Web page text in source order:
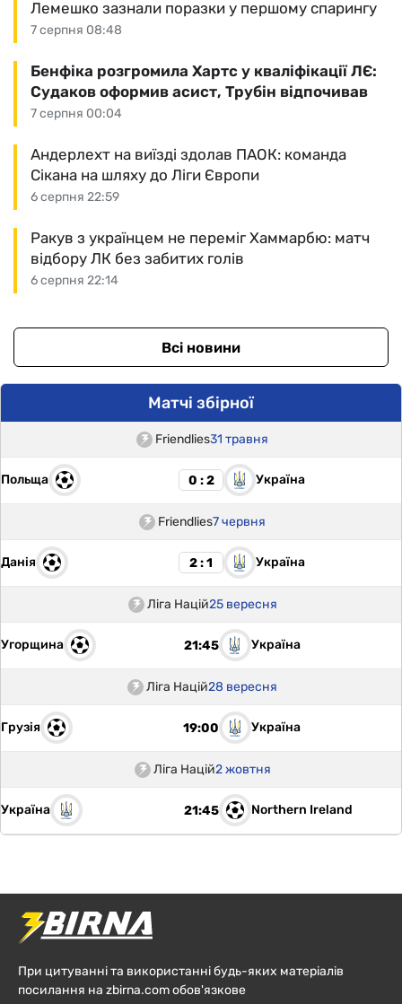
7 серпня 08:48
Лемешко зазнали поразки у першому спарингу
7 серпня 00:04
Бенфіка розгромила Хартс у кваліфікації ЛЄ:
Судаков оформив асист, Трубін відпочивав
6 серпня 22:59
Андерлехт на виїзді здолав ПАОК: команда
Сікана на шляху до Ліги Європи
6 серпня 22:14
Ракув з українцем не переміг Хаммарбю: матч
відбору ЛК без забитих голів
Всі новини
Матчі збірної
Friendlies31 травня
Польща 0 : 2 Україна
Friendlies7 червня
Данія 2 : 1 Україна
Ліга Націй25 вересня
Угорщина 21:45 Україна
Ліга Націй28 вересня
Грузія 19:00 Україна
Ліга Націй2 жовтня
Україна 21:45 Northern Ireland
При цитуванні та використанні будь-яких матеріалів
посилання на zbirna.com обов'язкове